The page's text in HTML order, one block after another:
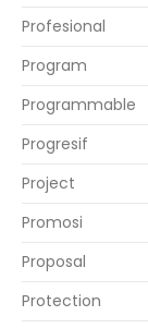
Profesional
Program
Programmable
Progresif
Project
Promosi
Proposal
Protection